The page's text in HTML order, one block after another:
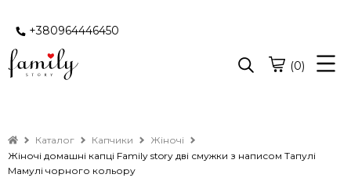
+380964446450
(0)
Каталог Капчики
Жіночі
Жіночі домашні капці Family story дві смужки з написом Тапулі
Мамулі чорного кольору